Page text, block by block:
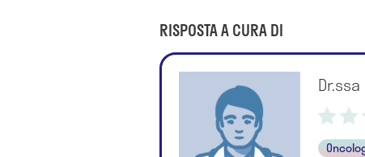
RISPOSTA A CURA DI